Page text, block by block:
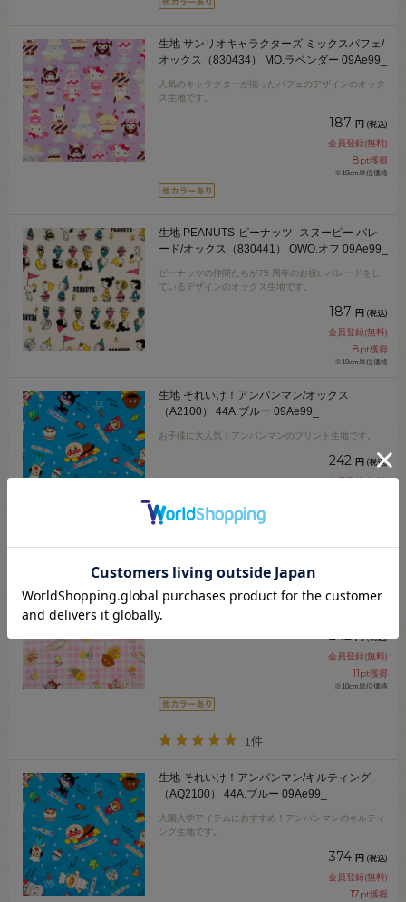
生地 サンリオキャラクターズ ミックスパフェ/
オックス（830434） MO.ラベンダー 09Ae99_
人気のキャラクターが揃ったパフェのデザインのオック
ス生地です。
187 円 (税込)
会員登録(無料)
8pt獲得
※10cm単位価格
生地 PEANUTS-ピーナッツ- スヌーピー パレ
ード/オックス（830441） OWO.オフ 09Ae99_
ピーナッツの仲間たちが75 周年のお祝いパレードをし
ているデザインのオックス生地です。
187 円 (税込)
会員登録(無料)
8pt獲得
※10cm単位価格
生地 それいけ！アンパンマン/オックス
（A2100） 44A.ブルー 09Ae99_
お子様に大人気！アンパンマンのプリント生地です。
242 円 (税込)
会員登録(無料)
生地 それいけ！アンパンマン/ブロード
お子様に大人気！アンパンマンのプリント生地です。
242 円(税込)
会員登録(無料)
11pt獲得
※10cm単位価格
1件
生地 それいけ！アンパンマン/キルティング
（AQ2100） 44A.ブルー 09Ae99_
入園入学アイテムにおすすめ！アンパンマンのキルティ
ング生地です。
374 円 (税込)
会員登録(無料)
17pt獲得